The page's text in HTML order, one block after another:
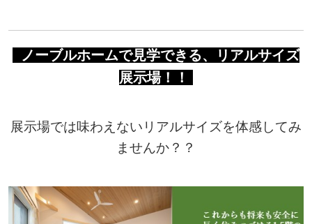
ノーブルホームで見学できる、リアルサイズ
展示場！！
展示場では味わえないリアルサイズを体感してみ
ませんか？？